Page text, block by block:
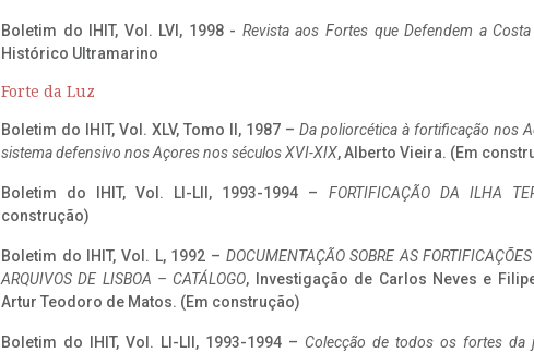
Boletim do IHIT, Vol. LVI, 1998 - Revista aos Fortes que Defendem a
Histórico Ultramarino
Forte da Luz
Boletim do IHIT, Vol. XLV, Tomo II, 1987 – Da poliorcética à fortificação nos
sistema defensivo nos Açores nos séculos XVI-XIX, Alberto Vieira. (Em
Boletim do IHIT, Vol. LI-LII, 1993-1994 – FORTIFICAÇÃO DA ILHA
construção)
Boletim do IHIT, Vol. L, 1992 – DOCUMENTAÇÃO SOBRE AS
ARQUIVOS DE LISBOA – CATÁLOGO, Investigação de Carlos Neves e
Artur Teodoro de Matos. (Em construção)
Boletim do IHIT, Vol. LI-LII, 1993-1994 – Colecção de todos os fortes da